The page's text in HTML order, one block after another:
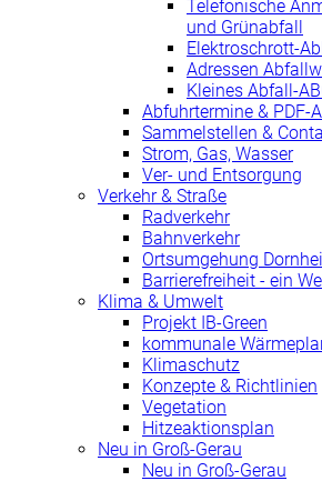
Telefonische
und Grünabfall
Elektroschrott-
Adressen
Kleines Abfall-
Abfuhrtermine & PDF-
Sammelstellen &
Strom, Gas, Wasser
Ver- und Entsorgung
Verkehr & Straße
Radverkehr
Bahnverkehr
Ortsumgehung
Barrierefreiheit - ein
Klima & Umwelt
Projekt IB-Green
kommunale
Klimaschutz
Konzepte & Richtlinien
Vegetation
Hitzeaktionsplan
Neu in Groß-Gerau
Neu in Groß-Gerau